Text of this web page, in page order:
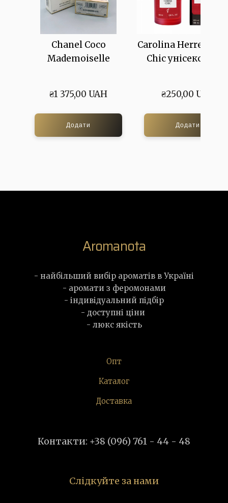
Chanel Coco
Mademoiselle
₴1 375,00 UAH
Додати
Carolina Herrera
Chic унісекс 58
₴250,00 UAH
Додати
Aromanota
- найбільший вибір ароматів в Україні
- аромати з феромонами
- індивідуальний підбір
- доступні ціни
- люкс якість
Опт
Каталог
Доставка
Контакти: +38 (096) 761 - 44 - 48
Слідкуйте за нами